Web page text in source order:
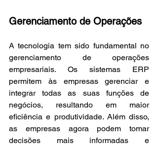
Gerenciamento de Operações
A tecnologia tem sido fundamental no
gerenciamento de operações
empresariais. Os sistemas ERP
permitem às empresas gerenciar e
integrar todas as suas funções de
negócios, resultando em maior
eficiência e produtividade. Além disso,
as empresas agora podem tomar
decisões mais informadas e